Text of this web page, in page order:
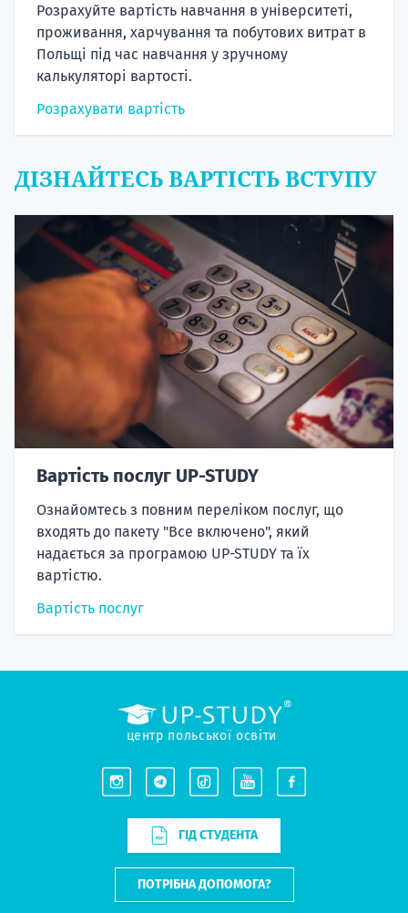
Розрахуйте вартість навчання в університеті,
проживання, харчування та побутових витрат в
Польщі під час навчання у зручному
калькуляторі вартості.
Розрахувати вартість
ДІЗНАЙТЕСЬ ВАРТІСТЬ ВСТУПУ
Вартість послуг UP-STUDY
Ознайомтесь з повним переліком послуг, що
входять до пакету "Все включено", який
надається за програмою UP-STUDY та їх
вартістю.
Вартість послуг
центр польської освіти
ГІД СТУДЕНТА
ПОТРІБНА ДОПОМОГА?